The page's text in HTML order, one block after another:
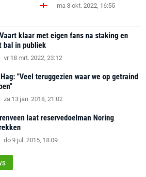
ma 3 okt. 2022, 16:55
klaar met eigen fans na staking en
bal in publiek
vr 18 mrt. 2022, 23:12
"Veel teruggezien waar we op getraind
za 13 jan. 2018, 21:02
laat reservedoelman Noring
do 9 jul. 2015, 18:09